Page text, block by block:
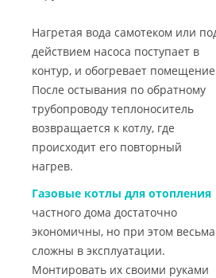
Нагретая вода самотеком или
действием насоса поступает в
контур, и обогревает
После остывания по обратному
трубопроводу теплоноситель
возвращается к котлу, где
происходит его повторный
нагрев.
Газовые котлы для отопления
частного дома достаточно
экономичны, но при этом весьма
сложны в эксплуатации.
Монтировать их своими руками